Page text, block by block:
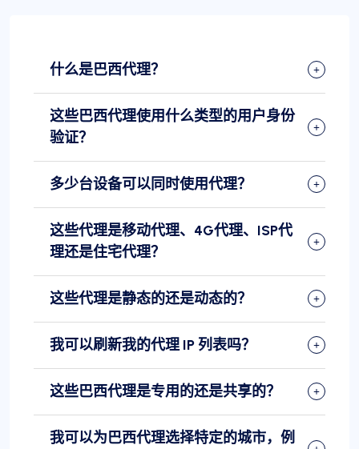
什么是巴西代理？
这些巴西代理使用什么类型的用户身份
验证？
多少台设备可以同时使用代理？
这些代理是移动代理、4G代理、ISP代
理还是住宅代理？
这些代理是静态的还是动态的？
我可以刷新我的代理 IP 列表吗？
这些巴西代理是专用的还是共享的？
我可以为巴西代理选择特定的城市，例